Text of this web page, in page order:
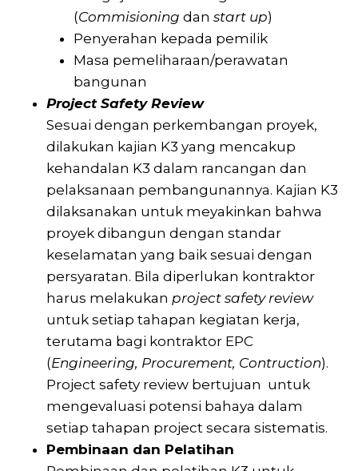
(Commisioning dan start up)
Penyerahan kepada pemilik
Masa pemeliharaan/perawatan
bangunan
Project Safety Review
Sesuai dengan perkembangan proyek,
dilakukan kajian K3 yang mencakup
kehandalan K3 dalam rancangan dan
pelaksanaan pembangunannya. Kajian K3
dilaksanakan untuk meyakinkan bahwa
proyek dibangun dengan standar
keselamatan yang baik sesuai dengan
persyaratan. Bila diperlukan kontraktor
harus melakukan project safety review
untuk setiap tahapan kegiatan kerja,
terutama bagi kontraktor EPC
(Engineering, Procurement, Contruction).
Project safety review bertujuan untuk
mengevaluasi potensi bahaya dalam
setiap tahapan project secara sistematis.
Pembinaan dan Pelatihan